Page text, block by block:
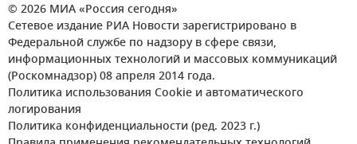
© 2026 МИА «Россия сегодня»
Сетевое издание РИА Новости зарегистрировано в
Федеральной службе по надзору в сфере связи,
информационных технологий и массовых коммуникаций
(Роскомнадзор) 08 апреля 2014 года.
Политика использования Cookie и автоматического
логирования
Политика конфиденциальности (ред. 2023 г.)